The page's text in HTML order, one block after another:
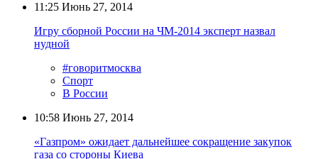
11:25 Июнь 27, 2014
Игру сборной России на ЧМ-2014 эксперт назвал
нудной
#говоритмосква
Спорт
В России
10:58 Июнь 27, 2014
«Газпром» ожидает дальнейшее сокращение закупок
газа со стороны Киева